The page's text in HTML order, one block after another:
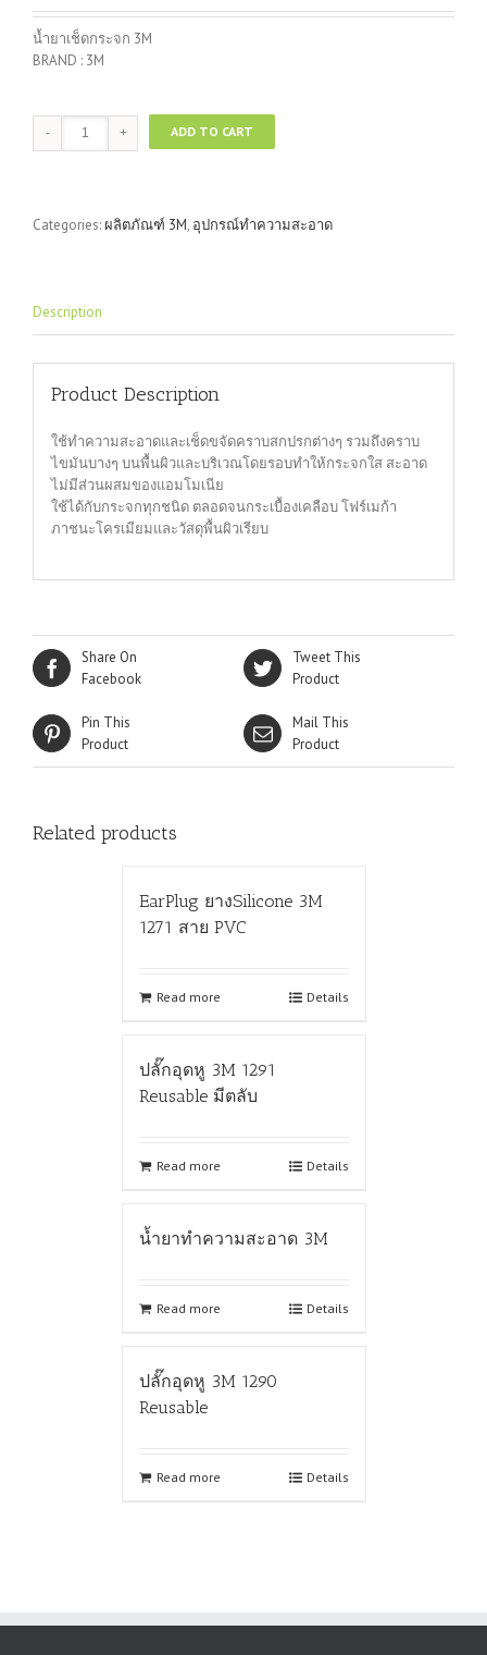
น้ำยาเช็ดกระจก 3M
BRAND : 3M
น้ำยา
เช็ด
ADD TO CART
Categories:ผลิตภัณฑ์ 3M, อุปกรณ์ทำความสะอาด
Description
Product Description
ใช้ทำความสะอาดและเช็ดขจัดคราบสกปรกต่างๆ รวมถึงคราบ
ไขมันบางๆ บนพื้นผิวและบริเวณโดยรอบทำให้กระจกใส สะอาด
ไม่มีส่วนผสมของแอมโมเนีย
ใช้ได้กับกระจกทุกชนิด ตลอดจนกระเบื้องเคลือบ โฟร์เมก้า
ภาชนะโครเมียมและวัสดุพื้นผิวเรียบ
Share On
Facebook
Tweet This
Product
Pin This
Product
Mail This
Product
Related products
EarPlug ยางSilicone 3M
1271 สาย PVC
Read more Details
ปลั๊กอุดหู 3M 1291
Reusable มีตลับ
Read more Details
น้ำยาทำความสะอาด 3M
Read more Details
ปลั๊กอุดหู 3M 1290
Reusable
Read more Details